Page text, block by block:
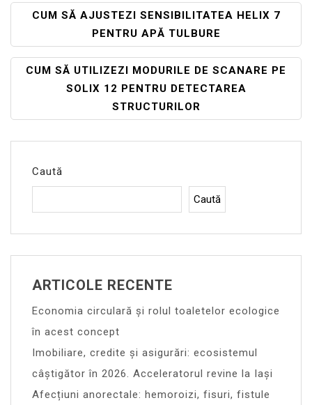
Navigare
În
Articole
CUM SĂ AJUSTEZI SENSIBILITATEA HELIX 7
PENTRU APĂ TULBURE
CUM SĂ UTILIZEZI MODURILE DE SCANARE PE
SOLIX 12 PENTRU DETECTAREA
STRUCTURILOR
Caută
Caută
ARTICOLE RECENTE
Economia circulară și rolul toaletelor ecologice
în acest concept
Imobiliare, credite și asigurări: ecosistemul
câștigător în 2026. Acceleratorul revine la Iași
Afecțiuni anorectale: hemoroizi, fisuri, fistule